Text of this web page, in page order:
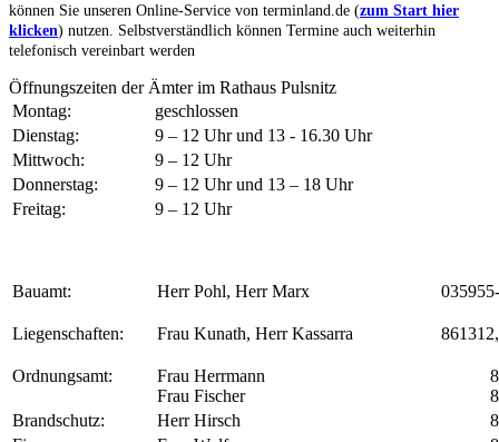
können Sie unseren Online-Service von terminland.de (zum Start hier
klicken) nutzen. Selbstverständlich können Termine auch weiterhin
telefonisch vereinbart werden
Öffnungszeiten der Ämter im Rathaus Pulsnitz
Montag:
geschlossen
Dienstag:
9 – 12 Uhr und 13 - 16.30 Uhr
Mittwoch:
9 – 12 Uhr
Donnerstag:
9 – 12 Uhr und 13 – 18 Uhr
Freitag:
9 – 12 Uhr
Bauamt: Herr Pohl, Herr Marx
Liegenschaften: Frau Kunath, Herr Kassarra
Ordnungsamt:
Frau Herrmann
Frau Fischer
Brandschutz:
Herr Hirsch